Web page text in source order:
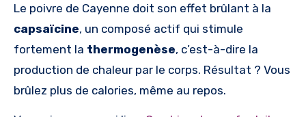
Le poivre de Cayenne doit son effet brûlant à la
capsaïcine, un composé actif qui stimule
fortement la thermogenèse, c’est-à-dire la
production de chaleur par le corps. Résultat ? Vous
brûlez plus de calories, même au repos.